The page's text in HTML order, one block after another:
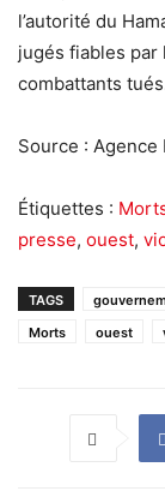
l’autorité du
jugés fiables par
combattants
Source :
Étiquettes :
presse, ouest,
TAGS
Morts
ouest